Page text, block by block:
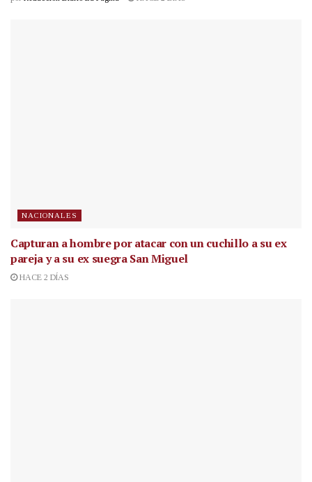
NACIONALES
Capturan a hombre por atacar con un cuchillo a su ex
pareja y a su ex suegra San Miguel
HACE 2 DÍAS